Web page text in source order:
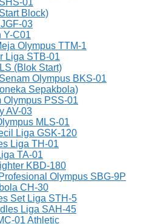
01
Block)
03
Y-C01
Olympus TTM-1
Liga STB-01
(Blok Start)
Olympus BKS-01
Sepakbola)
Olympus PSS-01
AV-03
MLS-01
Liga GSK-120
Liga TH-01
TA-01
KBD-180
Olympus SBG-9P
CH-30
Set Liga STH-5
Liga SAH-45
01 Athletic